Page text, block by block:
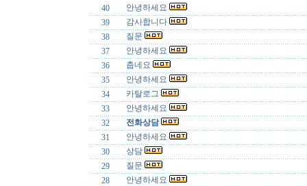
40
안녕하세요
39
감사합니다
38
질문
37
안녕하세요
36
춥네요
35
안녕하세요
34
카탈로그
33
안녕하세요
32
전화상담
31
안녕하세요
30
상담
29
질문
28
안녕하세요